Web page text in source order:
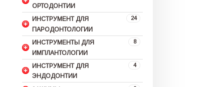
ОРТОДОНТИИ
24
ИНСТРУМЕНТ ДЛЯ
ПАРОДОНТОЛОГИИ
8
ИНСТРУМЕНТЫ ДЛЯ
ИМПЛАНТОЛОГИИ
4
ИНСТРУМЕНТ ДЛЯ
ЭНДОДОНТИИ